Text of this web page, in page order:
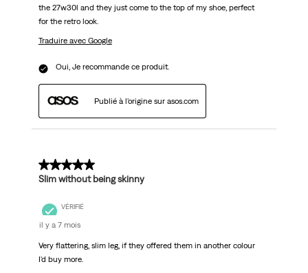
the 27w30l and they just come to the top of my shoe, perfect
for the retro look.
Traduire avec Google
Oui, Je recommande ce produit.
Publié à l'origine sur asos.com
5 sur 5 étoiles.
Slim without being skinny
VÉRIFIÉ
il y a 7 mois
Very flattering, slim leg, if they offered them in another colour
I'd buy more.